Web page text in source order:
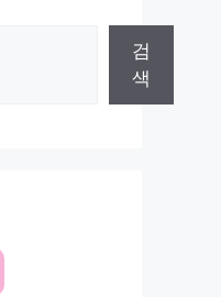
검
색